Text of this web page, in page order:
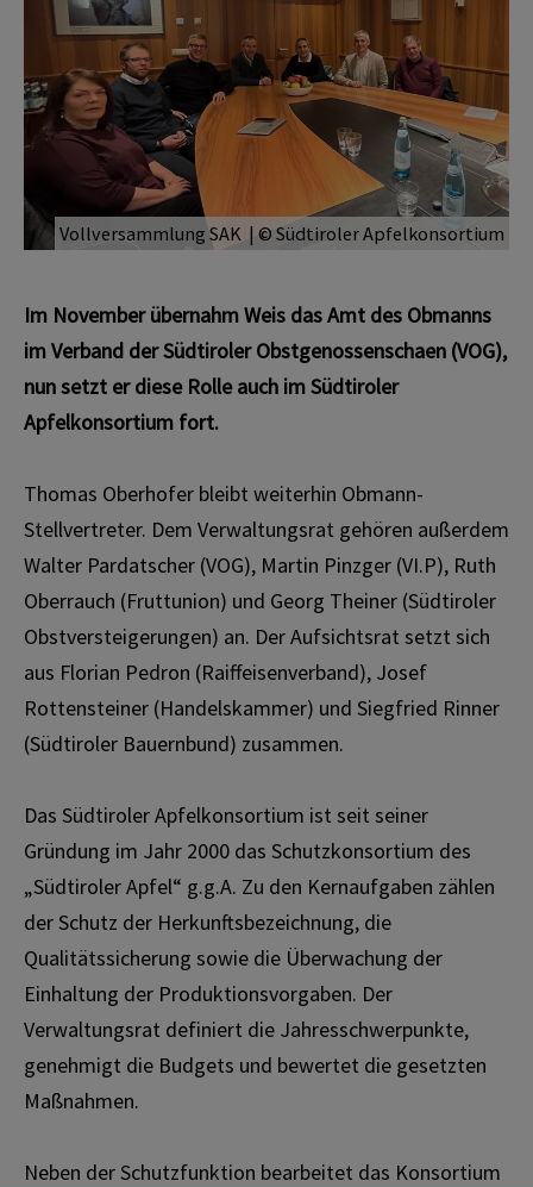
Vollversammlung SAK | © Südtiroler Apfelkonsortium
Im November übernahm Weis das Amt des Obmanns
im Verband der Südtiroler Obstgenossenschaften (VOG),
nun setzt er diese Rolle auch im Südtiroler
Apfelkonsortium fort.
Thomas Oberhofer bleibt weiterhin Obmann-
Stellvertreter. Dem Verwaltungsrat gehören außerdem
Walter Pardatscher (VOG), Martin Pinzger (VI.P), Ruth
Oberrauch (Fruttunion) und Georg Theiner (Südtiroler
Obstversteigerungen) an. Der Aufsichtsrat setzt sich
aus Florian Pedron (Raiffeisenverband), Josef
Rottensteiner (Handelskammer) und Siegfried Rinner
(Südtiroler Bauernbund) zusammen.
Das Südtiroler Apfelkonsortium ist seit seiner
Gründung im Jahr 2000 das Schutzkonsortium des
„Südtiroler Apfel“ g.g.A. Zu den Kernaufgaben zählen
der Schutz der Herkunftsbezeichnung, die
Qualitätssicherung sowie die Überwachung der
Einhaltung der Produktionsvorgaben. Der
Verwaltungsrat definiert die Jahresschwerpunkte,
genehmigt die Budgets und bewertet die gesetzten
Maßnahmen.
Neben der Schutzfunktion bearbeitet das Konsortium